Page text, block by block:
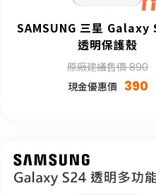
SAMSUNG 三星 Galaxy
透明保護殼
原廠建議售價 890
現金優惠價 390